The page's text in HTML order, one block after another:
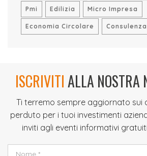
Pmi Edilizia Micro Impresa
Economia Circolare Consulenza
ISCRIVITIALLA NOSTRA
Ti terremo sempre aggiornato sui
perduto per i tuoi investimenti
inviti agli eventi informativi